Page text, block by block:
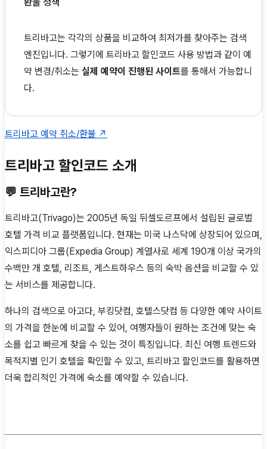
트리바고는 각각의 상품을 비교하여 최저가를 찾아주는 검색
엔진입니다. 그렇기에 트리바고 할인코드 사용 방법과 같이 예
약 변경/취소는 실제 예약이 진행된 사이트를 통해서 가능합니
다.
트리바고 예약 취소/환불 ↗
트리바고 할인코드 소개
💬 트리바고란?
트리바고(Trivago)는 2005년 독일 뒤셀도르프에서 설립된 글로벌
호텔 가격 비교 플랫폼입니다. 현재는 미국 나스닥에 상장되어 있으며,
익스피디아 그룹(Expedia Group) 계열사로 세계 190개 이상 국가의
수백만 개 호텔, 리조트, 게스트하우스 등의 숙박 옵션을 비교할 수 있
는 서비스를 제공합니다.
하나의 검색으로 아고다, 부킹닷컴, 호텔스닷컴 등 다양한 예약 사이트
의 가격을 한눈에 비교할 수 있어, 여행자들이 원하는 조건에 맞는 숙
소를 쉽고 빠르게 찾을 수 있는 것이 특징입니다. 최신 여행 트렌드와
목적지별 인기 호텔을 확인할 수 있고, 트리바고 할인코드를 활용하면
더욱 합리적인 가격에 숙소를 예약할 수 있습니다.